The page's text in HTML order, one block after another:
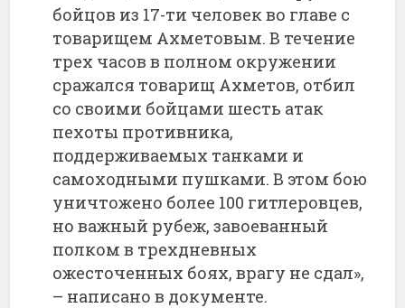
бойцов из 17-ти человек во главе с
товарищем Ахметовым. В течение
трех часов в полном окружении
сражался товарищ Ахметов, отбил
со своими бойцами шесть атак
пехоты противника,
поддерживаемых танками и
самоходными пушками. В этом бою
уничтожено более 100 гитлеровцев,
но важный рубеж, завоеванный
полком в трехдневных
ожесточенных боях, врагу не сдал»,
– написано в документе.